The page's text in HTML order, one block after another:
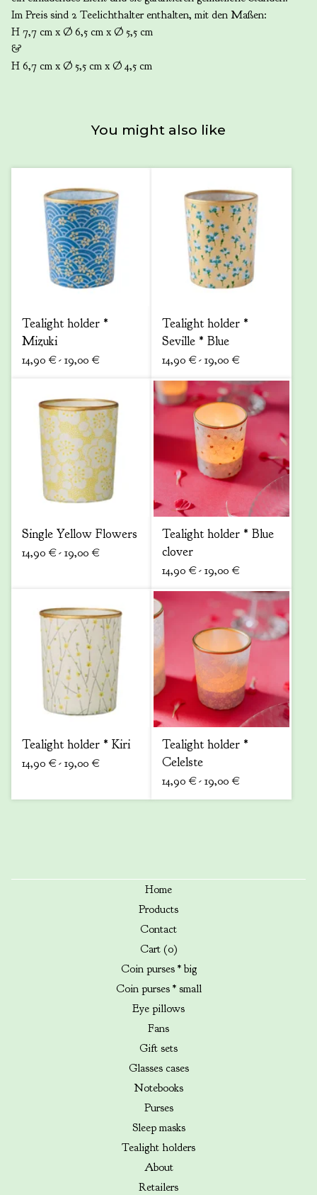
Im Preis sind 2 Teelichthalter enthalten, mit den Maßen:
H 7,7 cm x Ø 6,5 cm x Ø 5,5 cm
&
H 6,7 cm x Ø 5,5 cm x Ø 4,5 cm
You might also like
Tealight holder *
Mizuki
14,90 €- 19,00 €
Tealight holder *
Seville * Blue
14,90 €- 19,00 €
Single Yellow Flowers
14,90 €- 19,00 €
Tealight holder * Blue
clover
14,90 €- 19,00 €
Tealight holder * Kiri
14,90 €- 19,00 €
Tealight holder *
Celelste
14,90 €- 19,00 €
Home
Products
Contact
Cart (0)
Coin purses * big
Coin purses * small
Eye pillows
Fans
Gift sets
Glasses cases
Notebooks
Purses
Sleep masks
Tealight holders
About
Retailers